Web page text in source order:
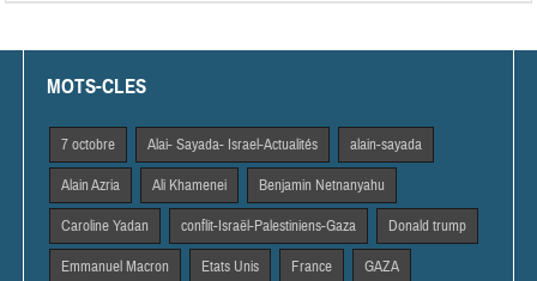
MOTS-CLES
7 octobre Alai- Sayada- Israel-Actualités alain-sayada
Alain Azria Ali Khamenei Benjamin Netnanyahu
Caroline Yadan conflit-Israël-Palestiniens-Gaza Donald trump
Emmanuel Macron Etats Unis France GAZA